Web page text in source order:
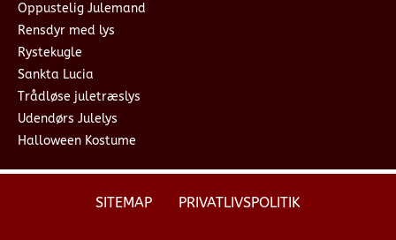
Oppustelig Julemand
Rensdyr med lys
Rystekugle
Sankta Lucia
Trådløse juletræslys
Udendørs Julelys
Halloween Kostume
SITEMAP PRIVATLIVSPOLITIK